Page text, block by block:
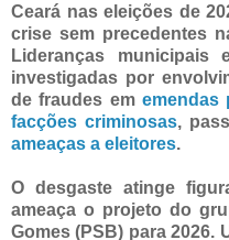
Ceará nas eleições de
crise sem precedentes
Lideranças municipais
investigadas por
de fraudes em emendas
facções criminosas,
ameaças a eleitores.
O desgaste atinge
ameaça o projeto do
Gomes (PSB) para 2026.